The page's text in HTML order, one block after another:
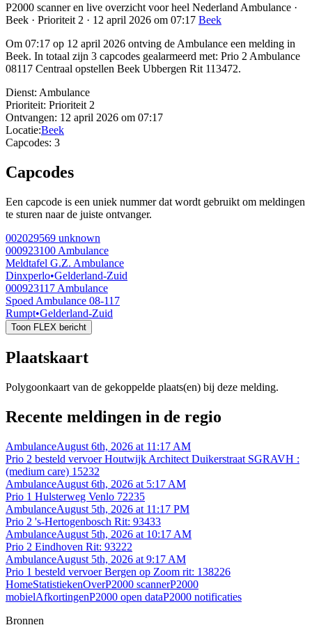
P2000 scanner en live overzicht voor heel Nederland Ambulance ·
Beek · Prioriteit 2 · 12 april 2026 om 07:17 Beek
Om 07:17 op 12 april 2026 ontving de Ambulance een melding in
Beek. In totaal zijn 3 capcodes gealarmeerd met: Prio 2 Ambulance
08117 Centraal opstellen Beek Ubbergen Rit 113472.
Dienst: Ambulance
Prioriteit: Prioriteit 2
Ontvangen: 12 april 2026 om 07:17
Locatie:Beek
Capcodes: 3
Capcodes
Een capcode is een uniek nummer dat wordt gebruikt om meldingen
te sturen naar de juiste ontvanger.
002029569 unknown
000923100 Ambulance
Meldtafel G.Z. Ambulance
Dinxperlo•Gelderland-Zuid
000923117 Ambulance
Spoed Ambulance 08-117
Rumpt•Gelderland-Zuid
Toon FLEX bericht
Plaatskaart
Polygoonkaart van de gekoppelde plaats(en) bij deze melding.
Recente meldingen in de regio
AmbulanceAugust 6th, 2026 at 11:17 AM
Prio 2 besteld vervoer Houtwijk Architect Duikerstraat SGRAVH :
(medium care) 15232
AmbulanceAugust 6th, 2026 at 5:17 AM
Prio 1 Hulsterweg Venlo 72235
AmbulanceAugust 5th, 2026 at 11:17 PM
Prio 2 's-Hertogenbosch Rit: 93433
AmbulanceAugust 5th, 2026 at 10:17 AM
Prio 2 Eindhoven Rit: 93222
AmbulanceAugust 5th, 2026 at 9:17 AM
Prio 1 besteld vervoer Bergen op Zoom rit: 138226
HomeStatistiekenOverP2000 scannerP2000
mobielAfkortingenP2000 open dataP2000 notificaties
Bronnen